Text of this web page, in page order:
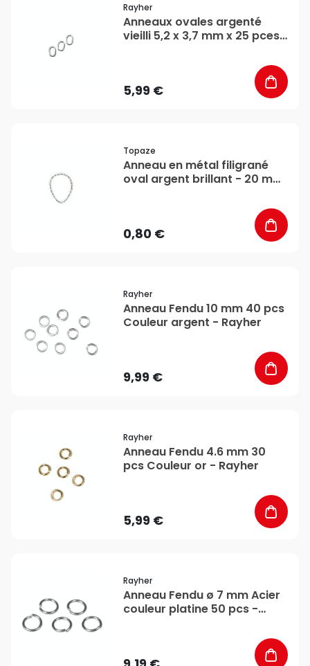
Rayher
Anneaux ovales argenté
vieilli 5,2 x 3,7 mm x 25 pces
5,99 €
Topaze
Anneau en métal filigrané
oval argent brillant - 20 mm
0,80 €
Rayher
Anneau Fendu 10 mm 40 pcs
Couleur argent - Rayher
9,99 €
Rayher
Anneau Fendu 4.6 mm 30
pcs Couleur or - Rayher
5,99 €
Rayher
Anneau Fendu ø 7 mm Acier
couleur platine 50 pcs -